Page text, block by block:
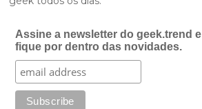
Assine a newsletter do geek.trend e
fique por dentro das novidades.